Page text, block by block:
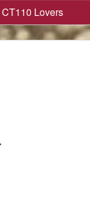
CT110 Lovers